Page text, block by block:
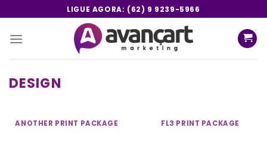
to
content
LIGUE AGORA: (62) 9 9239-5966
DESIGN
ANOTHER PRINT PACKAGE FL3 PRINT PACKAGE